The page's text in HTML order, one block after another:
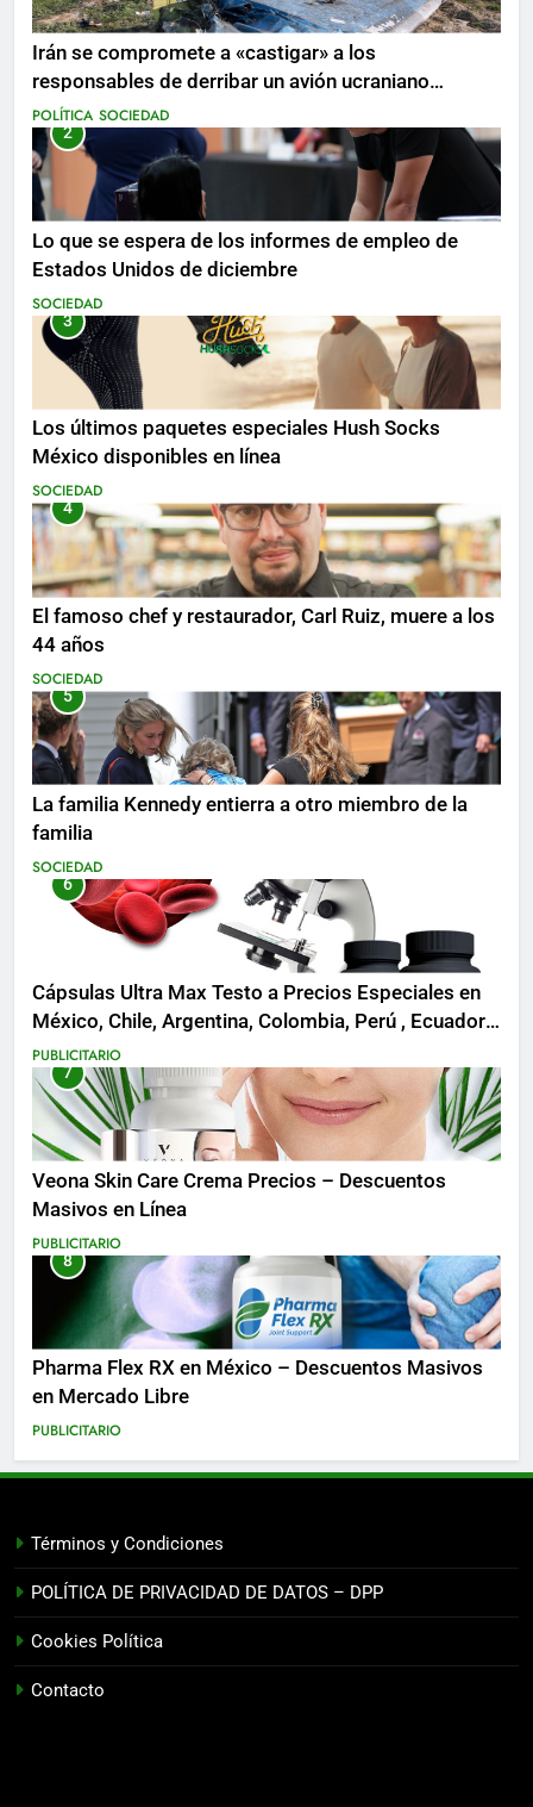
Irán se compromete a «castigar» a los
responsables de derribar un avión ucraniano
mientras se realizan arrestos
POLÍTICA SOCIEDAD
2
Lo que se espera de los informes de empleo de
Estados Unidos de diciembre
SOCIEDAD
3
Los últimos paquetes especiales Hush Socks
México disponibles en línea
SOCIEDAD
4
El famoso chef y restaurador, Carl Ruiz, muere a los
44 años
SOCIEDAD
5
La familia Kennedy entierra a otro miembro de la
familia
SOCIEDAD
6
Cápsulas Ultra Max Testo a Precios Especiales en
México, Chile, Argentina, Colombia, Perú , Ecuador,
Costa Rica y Más
PUBLICITARIO
7
Veona Skin Care Crema Precios – Descuentos
Masivos en Línea
PUBLICITARIO
8
Pharma Flex RX en México – Descuentos Masivos
en Mercado Libre
PUBLICITARIO
Términos y Condiciones
POLÍTICA DE PRIVACIDAD DE DATOS – DPP
Cookies Política
Contacto